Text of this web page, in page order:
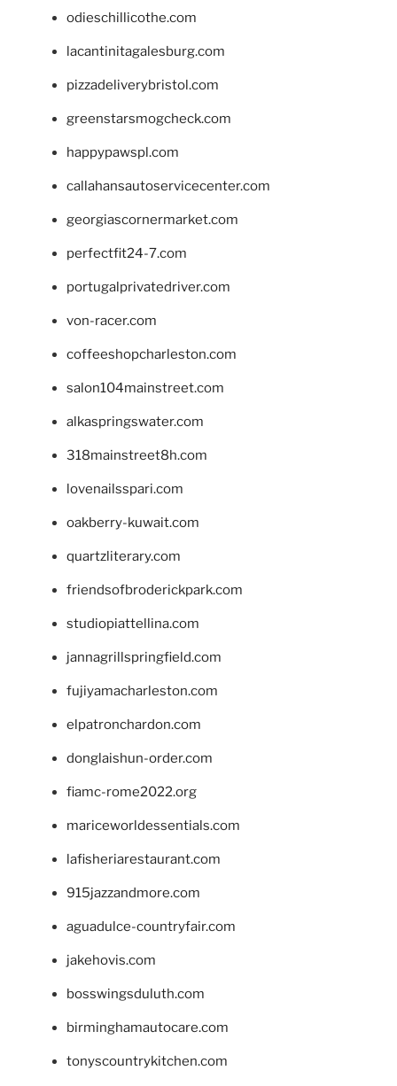
odieschillicothe.com
lacantinitagalesburg.com
pizzadeliverybristol.com
greenstarsmogcheck.com
happypawspl.com
callahansautoservicecenter.com
georgiascornermarket.com
perfectfit24-7.com
portugalprivatedriver.com
von-racer.com
coffeeshopcharleston.com
salon104mainstreet.com
alkaspringswater.com
318mainstreet8h.com
lovenailsspari.com
oakberry-kuwait.com
quartzliterary.com
friendsofbroderickpark.com
studiopiattellina.com
jannagrillspringfield.com
fujiyamacharleston.com
elpatronchardon.com
donglaishun-order.com
fiamc-rome2022.org
mariceworldessentials.com
lafisheriarestaurant.com
915jazzandmore.com
aguadulce-countryfair.com
jakehovis.com
bosswingsduluth.com
birminghamautocare.com
tonyscountrykitchen.com